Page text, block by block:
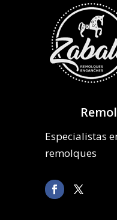
Especialistas
remolques